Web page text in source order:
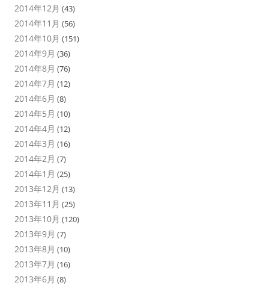
2014年12月 (43)
2014年11月 (56)
2014年10月 (151)
2014年9月 (36)
2014年8月 (76)
2014年7月 (12)
2014年6月 (8)
2014年5月 (10)
2014年4月 (12)
2014年3月 (16)
2014年2月 (7)
2014年1月 (25)
2013年12月 (13)
2013年11月 (25)
2013年10月 (120)
2013年9月 (7)
2013年8月 (10)
2013年7月 (16)
2013年6月 (8)